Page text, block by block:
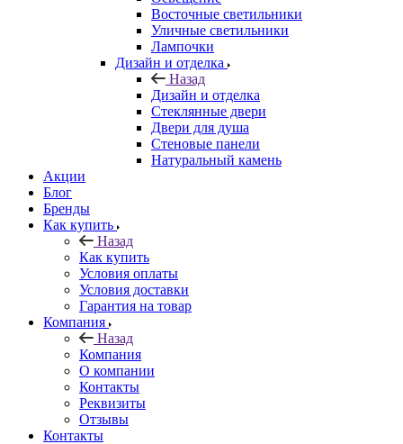
Восточные светильники
Уличные светильники
Лампочки
Дизайн и отделка
Назад
Дизайн и отделка
Стеклянные двери
Двери для душа
Стеновые панели
Натуральный камень
Акции
Блог
Бренды
Как купить
Назад
Как купить
Условия оплаты
Условия доставки
Гарантия на товар
Компания
Назад
Компания
О компании
Контакты
Реквизиты
Отзывы
Контакты